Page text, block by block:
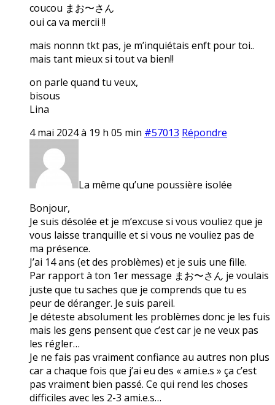
coucou まお〜さん
oui ca va mercii !!
mais nonnn tkt pas, je m’inquiétais enft pour toi..
mais tant mieux si tout va bien!!
on parle quand tu veux,
bisous
Lina
4 mai 2024 à 19 h 05 min #57013 Répondre
La même qu’une poussière isolée
Bonjour,
Je suis désolée et je m’excuse si vous vouliez que je
vous laisse tranquille et si vous ne vouliez pas de
ma présence.
J’ai 14 ans (et des problèmes) et je suis une fille.
Par rapport à ton 1er message まお〜さん je voulais
juste que tu saches que je comprends que tu es
peur de déranger. Je suis pareil.
Je déteste absolument les problèmes donc je les fuis
mais les gens pensent que c’est car je ne veux pas
les régler…
Je ne fais pas vraiment confiance au autres non plus
car a chaque fois que j’ai eu des « ami.e.s » ça c’est
pas vraiment bien passé. Ce qui rend les choses
difficiles avec les 2-3 ami.e.s…